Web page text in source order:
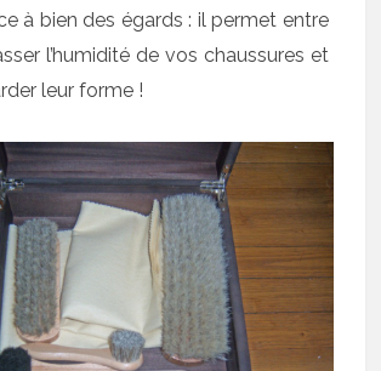
à bien des égards : il permet entre
l’humidité de vos chaussures et
leur forme !